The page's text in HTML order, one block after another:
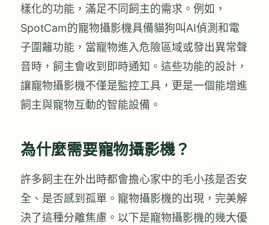
樣化的功能，滿足不同飼主的需求。例如，
SpotCam的寵物攝影機具備貓狗叫AI偵測和電
子圍籬功能，當寵物進入危險區域或發出異常聲
音時，飼主會收到即時通知。這些功能的設計，
讓寵物攝影機不僅是監控工具，更是一個能增進
飼主與寵物互動的智能設備。
為什麼需要寵物攝影機？
許多飼主在外出時都會擔心家中的毛小孩是否安
全、是否感到孤單。寵物攝影機的出現，完美解
決了這種分離焦慮。以下是寵物攝影機的幾大優